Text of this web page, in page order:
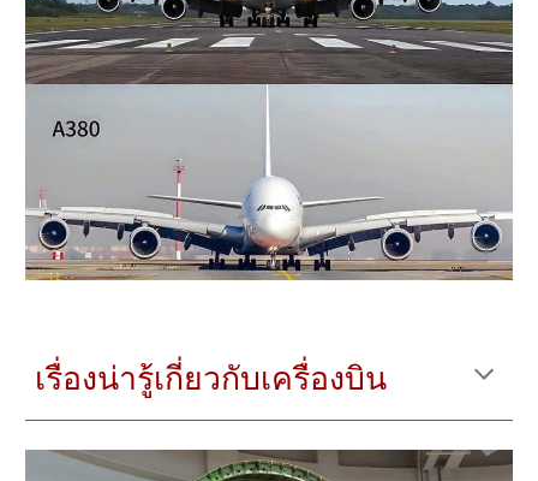
เรื่องน่ารู้เกี่ยวกับเครื่องบิน